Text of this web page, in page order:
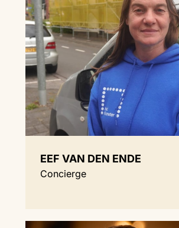
EEF VAN DEN ENDE
Concierge